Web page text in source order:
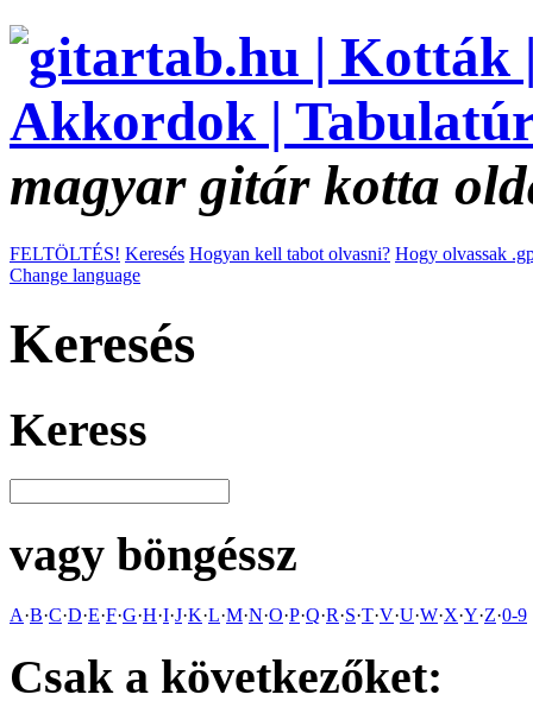
magyar gitár kotta
FELTÖLTÉS! Keresés Hogyan kell tabot olvasni? Hogy olvassak
Change language
Keresés
Keress
vagy böngéssz
A·B·C·D·E·F·G·H·I·J·K·L·M·N·O·P·Q·R·S·T·V·U·W·X·Y·Z·0-9
Csak a következőket: